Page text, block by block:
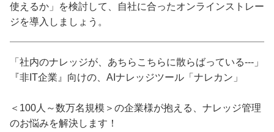
使えるか」を検討して、自社に合ったオンラインストレー
ジを導入しましょう。
「社内のナレッジが、あちらこちらに散らばっている---」
『非IT企業』向けの、AIナレッジツール「ナレカン」
＜100人～数万名規模＞の企業様が抱える、ナレッジ管理
のお悩みを解決します！